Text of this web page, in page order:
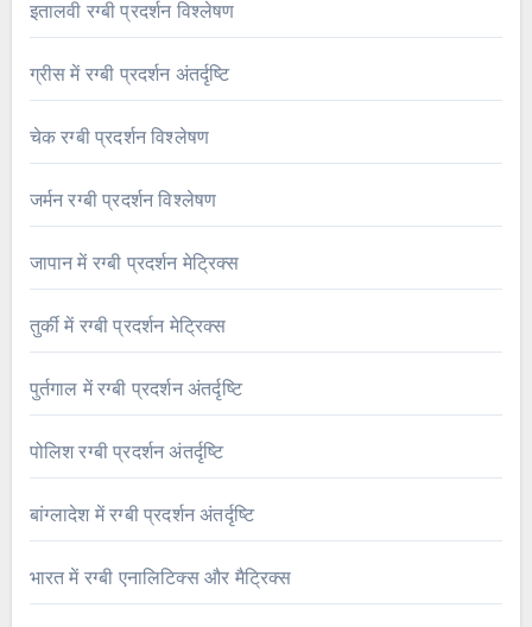
इतालवी रग्बी प्रदर्शन विश्लेषण
ग्रीस में रग्बी प्रदर्शन अंतर्दृष्टि
चेक रग्बी प्रदर्शन विश्लेषण
जर्मन रग्बी प्रदर्शन विश्लेषण
जापान में रग्बी प्रदर्शन मेट्रिक्स
तुर्की में रग्बी प्रदर्शन मेट्रिक्स
पुर्तगाल में रग्बी प्रदर्शन अंतर्दृष्टि
पोलिश रग्बी प्रदर्शन अंतर्दृष्टि
बांग्लादेश में रग्बी प्रदर्शन अंतर्दृष्टि
भारत में रग्बी एनालिटिक्स और मैट्रिक्स